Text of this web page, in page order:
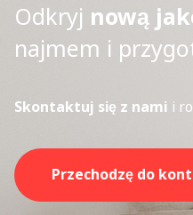
Odkryj nową
najmem i
Skontaktuj się z nami i
Przechodzę do